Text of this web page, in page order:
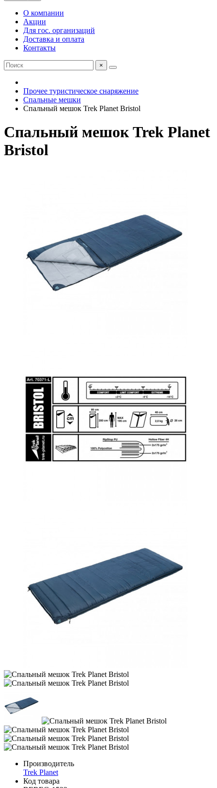
О компании
Акции
Для гос. организаций
Доставка и оплата
Контакты
×
Прочее туристическое снаряжение
Спальные мешки
Спальный мешок Trek Planet Bristol
Спальный мешок Trek Planet
Bristol
Производитель
Trek Planet
Код товара